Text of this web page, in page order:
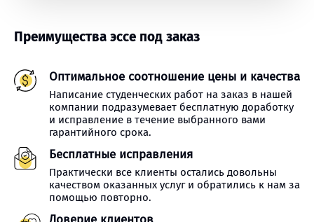
Преимущества эссе под заказ
Оптимальное соотношение цены и качества
Написание студенческих работ на заказ в нашей
компании подразумевает бесплатную доработку
и исправление в течение выбранного вами
гарантийного срока.
Бесплатные исправления
Практически все клиенты остались довольны
качеством оказанных услуг и обратились к нам за
помощью повторно.